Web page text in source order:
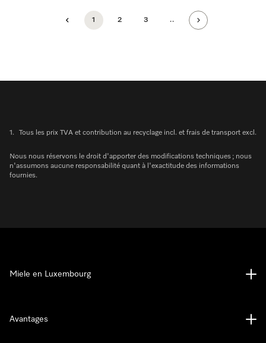
1 2 3 ..
1. Tous les prix TVA et contribution au recyclage incl. et frais de transport excl.
Nous nous réservons le droit d'apporter des modifications techniques ; nous
n'assumons aucune responsabilité quant à l'exactitude des informations
fournies.
Miele en Luxembourg
Avantages